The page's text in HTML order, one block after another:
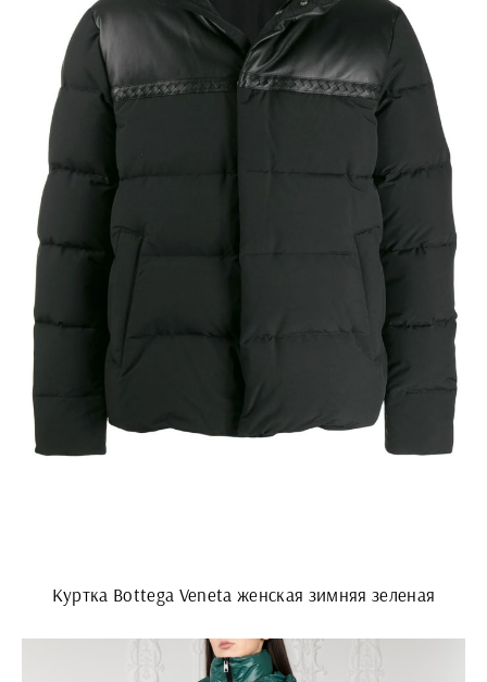
Куртка Bottega Veneta женская зимняя зеленая